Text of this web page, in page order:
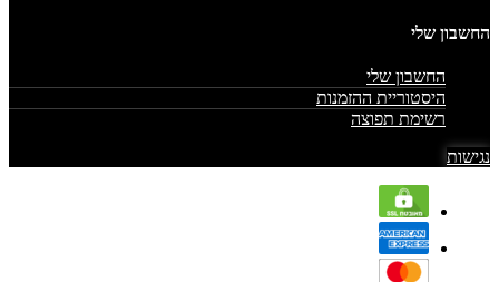
החשבון שלי
החשבון שלי
היסטוריית ההזמנות
רשימת תפוצה
נגישות